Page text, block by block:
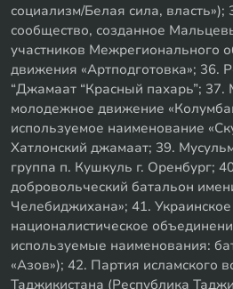
социализм/Белая сила, власть»);
сообщество, созданное
участников Межрегионального
движения «Артподготовка»; 36.
“Джамаат “Красный пахарь”;
молодежное движение
используемое наименование
Хатлонский джамаат; 39.
группа п. Кушкуль г. Оренбург;
добровольческий батальон
Челебиджихана»; 41.
националистическое
используемые наименования:
«Азов»); 42. Партия исламского
Таджикистана (Республика